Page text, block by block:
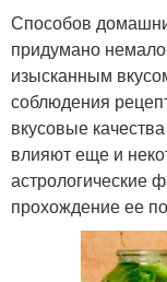
Способов
придумано
изысканным
соблюдения
вкусовые
влияют еще и
астрологические
прохождение ее